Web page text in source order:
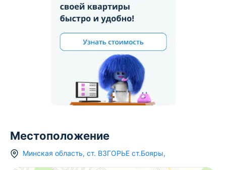
Местоположение
Минская область, ст. ВЗГОРЬЕ ст.Бояры,